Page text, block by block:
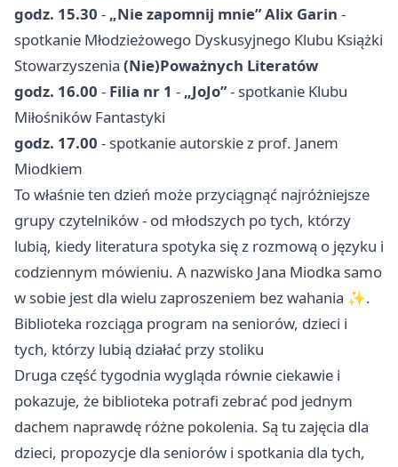
godz. 15.30 - „Nie zapomnij mnie” Alix Garin -
spotkanie Młodzieżowego Dyskusyjnego Klubu Książki
Stowarzyszenia (Nie)Poważnych Literatów
godz. 16.00 - Filia nr 1 - „JoJo”- spotkanie Klubu
Miłośników Fantastyki
godz. 17.00 - spotkanie autorskie z prof. Janem
Miodkiem
To właśnie ten dzień może przyciągnąć najróżniejsze
grupy czytelników - od młodszych po tych, którzy
lubią, kiedy literatura spotyka się z rozmową o języku i
codziennym mówieniu. A nazwisko Jana Miodka samo
w sobie jest dla wielu zaproszeniem bez wahania ✨.
Biblioteka rozciąga program na seniorów, dzieci i
tych, którzy lubią działać przy stoliku
Druga część tygodnia wygląda równie ciekawie i
pokazuje, że biblioteka potrafi zebrać pod jednym
dachem naprawdę różne pokolenia. Są tu zajęcia dla
dzieci, propozycje dla seniorów i spotkania dla tych,